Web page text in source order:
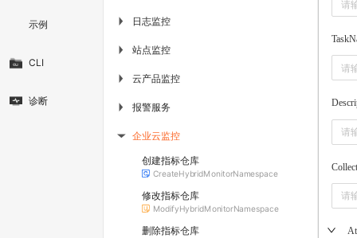
示例
CLI
诊断
▶ 日志监控
▶ 站点监控
▶ 云产品监控
▶ 报警服务
▶ 企业云监控
创建指标仓库
CreateHybridMonitorNamespace
修改指标仓库
ModifyHybridMonitorNamespace
删除指标仓库